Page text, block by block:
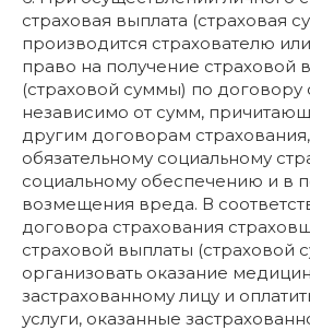
страховая выплата (страховая
производится страхователю
право на получение страховой
(страховой суммы) по договору
независимо от сумм,
другим договорам
обязательному социальному
социальному обеспечению и в
возмещения вреда. В
договора страхования
страховой выплаты (страховой
организовать оказание
застрахованному лицу и
услуги, оказанные